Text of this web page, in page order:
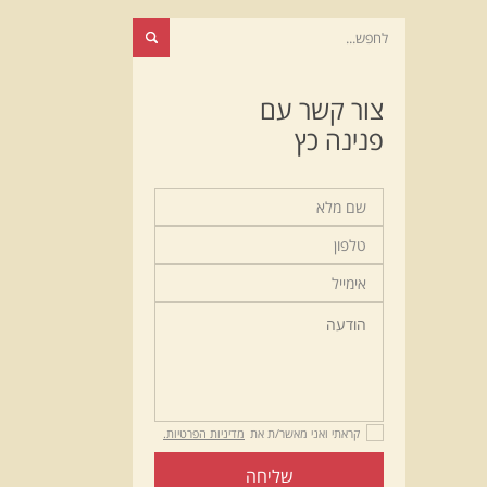
צור קשר עם
פנינה כץ
קראתי ואני מאשר/ת את מדיניות הפרטיות.
שליחה